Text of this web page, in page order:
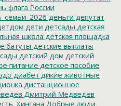
флага России
деньги депутат
дети детсады детская
школа детская площадка
батуты детские выплаты
детский дом детский
питание детское пособие
диабет дикие животные
дистанционное
Дмитрий Медведев
Добрые люди